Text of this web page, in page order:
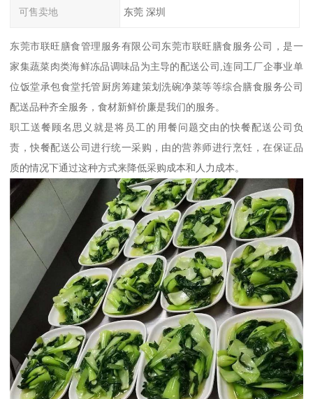
可售卖地 东莞 深圳
东莞市联旺膳食管理服务有限公司东莞市联旺膳食服务公司，是一
家集蔬菜肉类海鲜冻品调味品为主导的配送公司,连同工厂企事业单
位饭堂承包食堂托管厨房筹建策划洗碗净菜等等综合膳食服务公司
配送品种齐全服务，食材新鲜价廉是我们的服务。
职工送餐顾名思义就是将员工的用餐问题交由的快餐配送公司负
责，快餐配送公司进行统一采购，由的营养师进行烹饪，在保证品
质的情况下通过这种方式来降低采购成本和人力成本。